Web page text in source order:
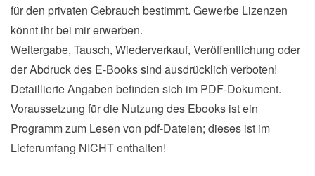
für den privaten Gebrauch bestimmt. Gewerbe Lizenzen
könnt ihr bei mir erwerben.
Weitergabe, Tausch, Wiederverkauf, Veröffentlichung oder
der Abdruck des E-Books sind ausdrücklich verboten!
Detaillierte Angaben befinden sich im PDF-Dokument.
Voraussetzung für die Nutzung des Ebooks ist ein
Programm zum Lesen von pdf-Dateien; dieses ist im
Lieferumfang NICHT enthalten!